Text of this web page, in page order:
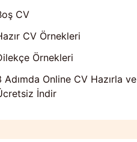
CV
CV Örnekleri
Örnekleri
Adımda Online CV Hazırla ve
İndir